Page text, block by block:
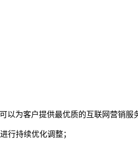
以为客户提供最优质的互联网营销服
行持续优化调整；